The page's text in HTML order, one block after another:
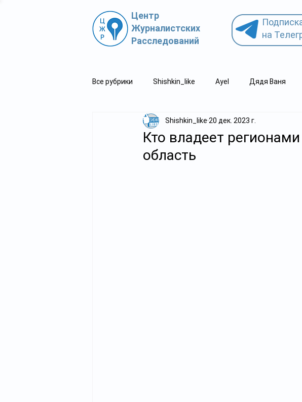
Центр
Журналистских
Расследований
на
Все рубрики Shishkin_like Ayel Дядя Ваня
Политпросвет.kz Свидетель.kz
Кто владеет
область
Shishkin_like 20 дек. 2023 г.